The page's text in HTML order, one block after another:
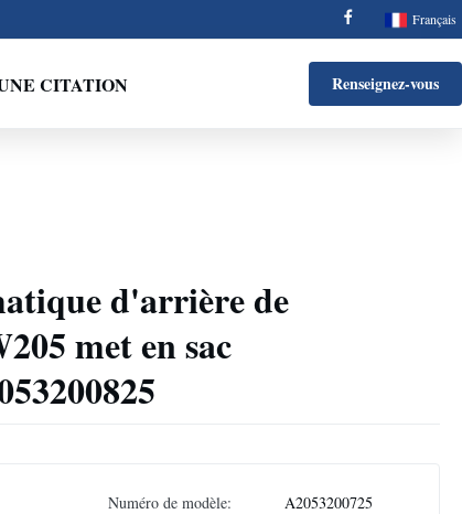
Français
CITATION Renseignez-vous
d'arrière de
met en sac
Numéro de modèle:
A2053200725